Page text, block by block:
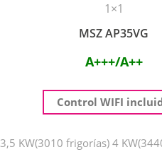
1×1
MSZ AP35VG
A+++/A++
Control WIFI
3,5 KW(3010 frigorías) 4